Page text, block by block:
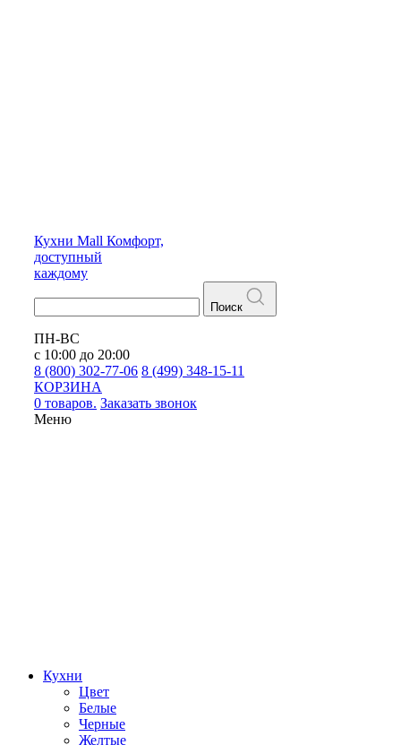
Кухни Mall Комфорт,
доступный
каждому
Поиск
ПН-ВС
с 10:00 до 20:00
8 (800) 302-77-06 8 (499) 348-15-11
КОРЗИНА
0 товаров. Заказать звонок
Меню
Кухни
Цвет
Белые
Черные
Желтые